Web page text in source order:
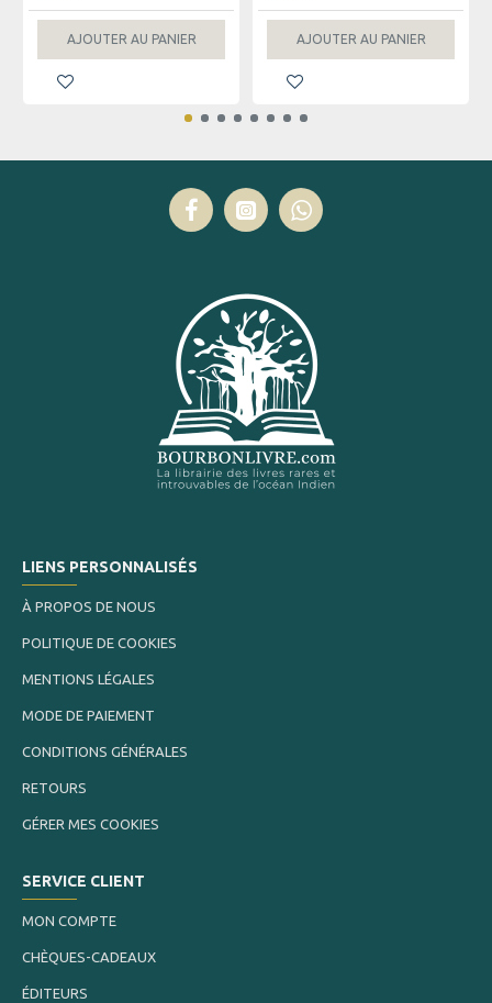
AJOUTER AU PANIER AJOUTER AU PANIER
LIENS PERSONNALISÉS
À PROPOS DE NOUS
POLITIQUE DE COOKIES
MENTIONS LÉGALES
MODE DE PAIEMENT
CONDITIONS GÉNÉRALES
RETOURS
GÉRER MES COOKIES
SERVICE CLIENT
MON COMPTE
CHÈQUES-CADEAUX
ÉDITEURS